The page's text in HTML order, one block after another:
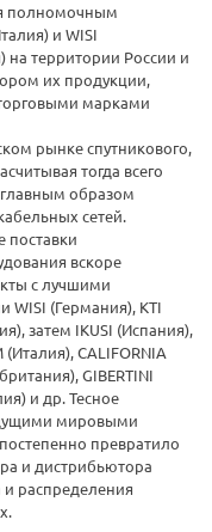
полномочным
и WISI
на территории России и
их продукции,
марками
рынке спутникового,
тогда всего
образом
сетей.
поставки
вскоре
с лучшими
(Германия), KTI
затем IKUSI (Испания),
(Италия), CALIFORNIA
GIBERTINI
и др. Тесное
мировыми
превратило
и дистрибьютора
распределения